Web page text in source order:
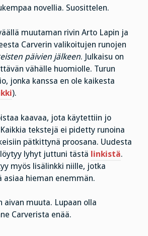
novellia. Suosittelen.
muutaman rivin Arto Lapin ja
Carverin valikoitujen runojen
päivien jälkeen. Julkaisu on
vähälle huomiolle. Turun
jonka kanssa en ole kaikesta
).
kaavaa, jota käytettiin jo
tekstejä ei pidetty runoina
pätkittynä proosana. Uudesta
lyhyt juttuni tästä linkistä.
myös lisälinkki niille, jotka
asiaa hieman enemmän.
aivan muuta. Lupaan olla
Carverista enää.